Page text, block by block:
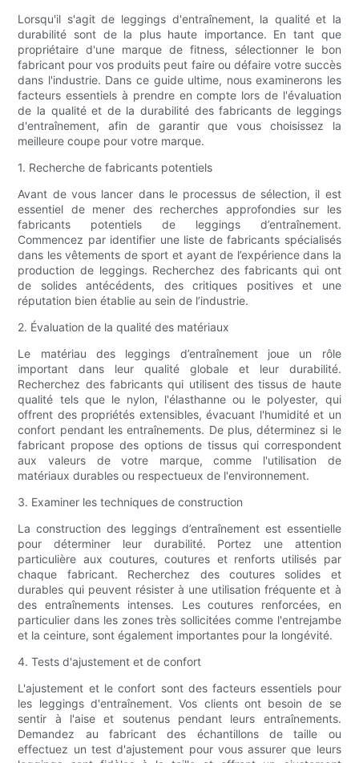
Lorsqu'il s'agit de leggings d'entraînement, la qualité et la
durabilité sont de la plus haute importance. En tant que
propriétaire d'une marque de fitness, sélectionner le bon
fabricant pour vos produits peut faire ou défaire votre succès
dans l'industrie. Dans ce guide ultime, nous examinerons les
facteurs essentiels à prendre en compte lors de l'évaluation
de la qualité et de la durabilité des fabricants de leggings
d'entraînement, afin de garantir que vous choisissez la
meilleure coupe pour votre marque.
1. Recherche de fabricants potentiels
Avant de vous lancer dans le processus de sélection, il est
essentiel de mener des recherches approfondies sur les
fabricants potentiels de leggings d’entraînement.
Commencez par identifier une liste de fabricants spécialisés
dans les vêtements de sport et ayant de l’expérience dans la
production de leggings. Recherchez des fabricants qui ont
de solides antécédents, des critiques positives et une
réputation bien établie au sein de l’industrie.
2. Évaluation de la qualité des matériaux
Le matériau des leggings d’entraînement joue un rôle
important dans leur qualité globale et leur durabilité.
Recherchez des fabricants qui utilisent des tissus de haute
qualité tels que le nylon, l'élasthanne ou le polyester, qui
offrent des propriétés extensibles, évacuant l'humidité et un
confort pendant les entraînements. De plus, déterminez si le
fabricant propose des options de tissus qui correspondent
aux valeurs de votre marque, comme l'utilisation de
matériaux durables ou respectueux de l'environnement.
3. Examiner les techniques de construction
La construction des leggings d’entraînement est essentielle
pour déterminer leur durabilité. Portez une attention
particulière aux coutures, coutures et renforts utilisés par
chaque fabricant. Recherchez des coutures solides et
durables qui peuvent résister à une utilisation fréquente et à
des entraînements intenses. Les coutures renforcées, en
particulier dans les zones très sollicitées comme l'entrejambe
et la ceinture, sont également importantes pour la longévité.
4. Tests d'ajustement et de confort
L'ajustement et le confort sont des facteurs essentiels pour
les leggings d'entraînement. Vos clients ont besoin de se
sentir à l'aise et soutenus pendant leurs entraînements.
Demandez au fabricant des échantillons de taille ou
effectuez un test d'ajustement pour vous assurer que leurs